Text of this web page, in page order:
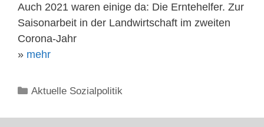
Auch 2021 waren einige da: Die Erntehelfer. Zur
Saisonarbeit in der Landwirtschaft im zweiten
Corona-Jahr
» mehr
Kategorien
Aktuelle Sozialpolitik